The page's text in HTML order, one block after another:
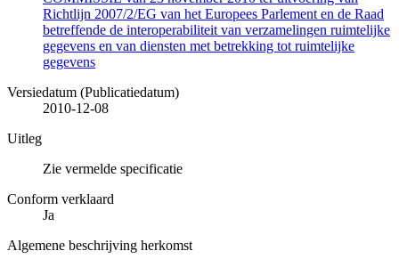
Richtlijn 2007/2/EG van het Europees Parlement en de Raad
betreffende de interoperabiliteit van verzamelingen ruimtelijke
gegevens en van diensten met betrekking tot ruimtelijke
gegevens
Versiedatum (Publicatiedatum)
2010-12-08
Uitleg
Zie vermelde specificatie
Conform verklaard
Ja
Algemene beschrijving herkomst